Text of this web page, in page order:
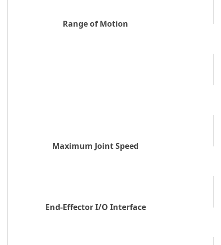
Range of Motion
Maximum Joint Speed
End-Effector I/O Interface